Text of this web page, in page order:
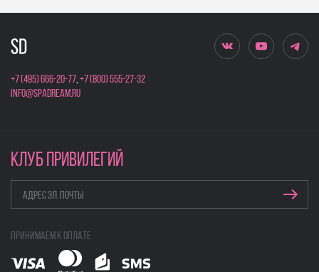
+7 (495) 666-20-77,+7 (800) 555-27-32
info@spadream.ru
КЛУБ ПРИВИЛЕГИЙ
Принимаем к оплате